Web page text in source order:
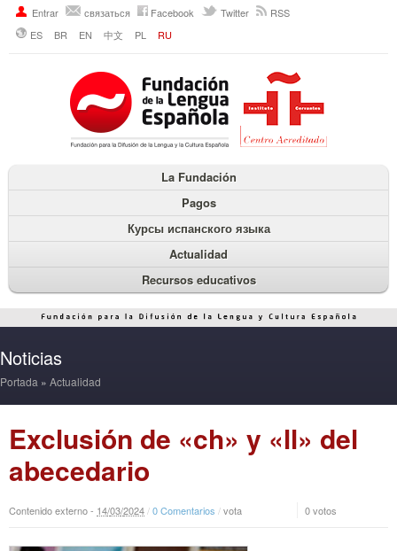
Entrar связаться Facebook Twitter
RSS
ES
BR EN 中文 PL RU
La Fundación
Pagos
Курсы испанского языка
Actualidad
Recursos educativos
Noticias
Portada » Actualidad
Exclusión de «ch» y «ll» del
abecedario
Contenido externo - 14/03/2024/0 Comentarios /vota 0 votos